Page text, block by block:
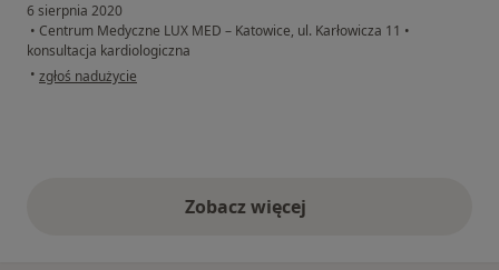
6 sierpnia 2020
• Centrum Medyczne LUX MED – Katowice, ul. Karłowicza 11 •
konsultacja kardiologiczna
• w opinii użytkownika Beata
zgłoś nadużycie
Zobacz więcejopinie powyżej